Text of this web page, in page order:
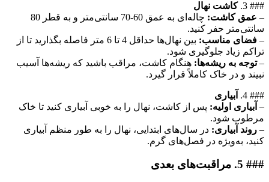
### 3.
کاشت نهال
– عمق کاشت:
چاله‌ای به عمق 60-70 سانتی‌متر و به قطر 80
سانتی‌متر حفر کنید.
– فضای مناسب:
بین نهال‌ها حداقل 4 تا 6 متر فاصله بگذارید تا از
تراکم زیاد جلوگیری شود.
–توجه به ریشه‌ها: هنگام کاشت، مراقب باشید که ریشه‌ها آسیب
نبیند و در خاک کاملاً قرار گیرد.
### 4.
آبیاری
– آبیاری اولیه: پس از کاشت، نهال را به خوبی آبیاری کنید تا خاک
مرطوب شود.
– روند آبیاری: در سال‌های ابتدایی، نهال را به طور منظم آبیاری
کنید، به‌ویژه در فصل‌های گرم.
### 5. مراقبت‌های بعدی